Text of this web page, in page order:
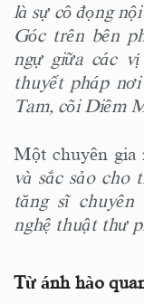
là sự cô đọng
Góc trên bên
ngự giữa các
thuyết pháp
Tam, cõi Diêm
Một chuyên gia
và sắc sảo cho
tăng sĩ chuyên
nghệ thuật thư
Từ ánh hào